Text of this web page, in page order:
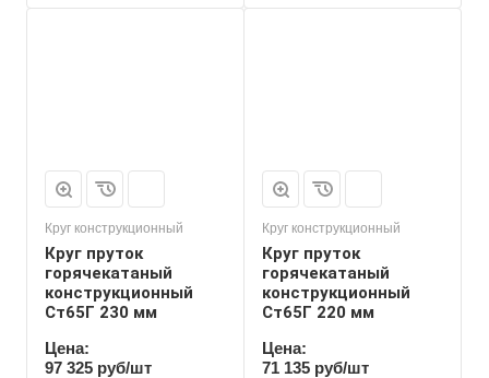
Круг конструкционный
Круг пруток
горячекатаный
конструкционный
Ст65Г 230 мм
Цена:
97 325 руб/шт
Круг конструкционный
Круг пруток
горячекатаный
конструкционный
Ст65Г 220 мм
Цена:
71 135 руб/шт